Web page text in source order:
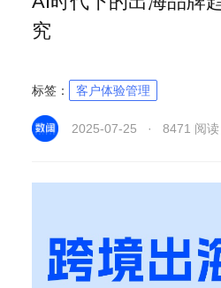
究
标签： 客户体验管理
2025-07-25 · 8471 阅读